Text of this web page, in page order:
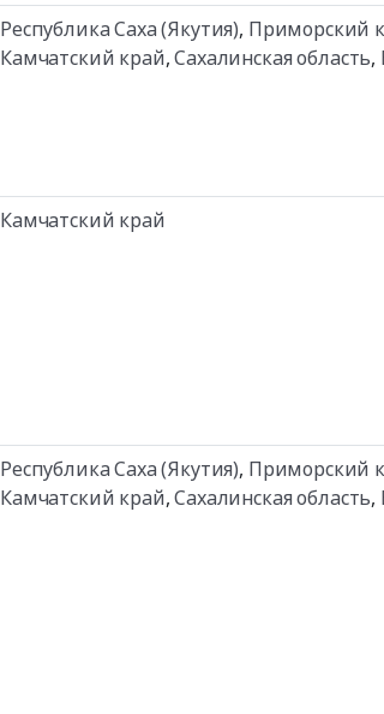
Республика Саха (Якутия), Приморский
Камчатский край,Сахалинская область,
Камчатский край
Республика Саха (Якутия), Приморский
Камчатский край,Сахалинская область,